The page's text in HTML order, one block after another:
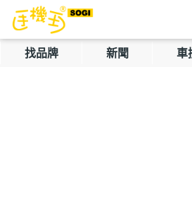
找品牌 新聞 車